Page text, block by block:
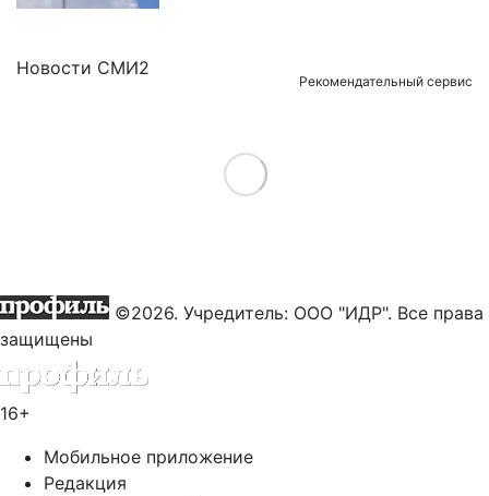
Новости СМИ2
Рекомендательный сервис
Load More
©2026. Учредитель: ООО "ИДР". Все права
защищены
16+
Мобильное приложение
Редакция